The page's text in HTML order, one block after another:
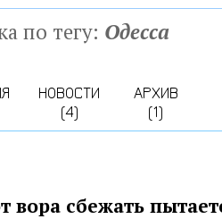
по тегу: Одесса
НОВОСТИ
(4)
АРХИВ
(1)
вора сбежать